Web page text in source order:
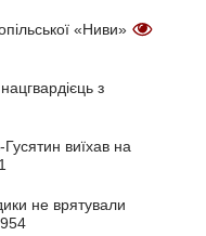
«Ниви»
з
виїхав на
не врятували